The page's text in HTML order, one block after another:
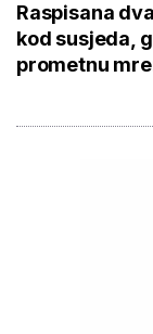
Raspisana
kod susjeda,
prometnu